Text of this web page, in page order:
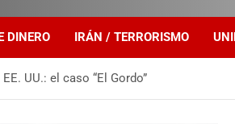
DINERO IRÁN / TERRORISMO
UU.: el caso “El Gordo”